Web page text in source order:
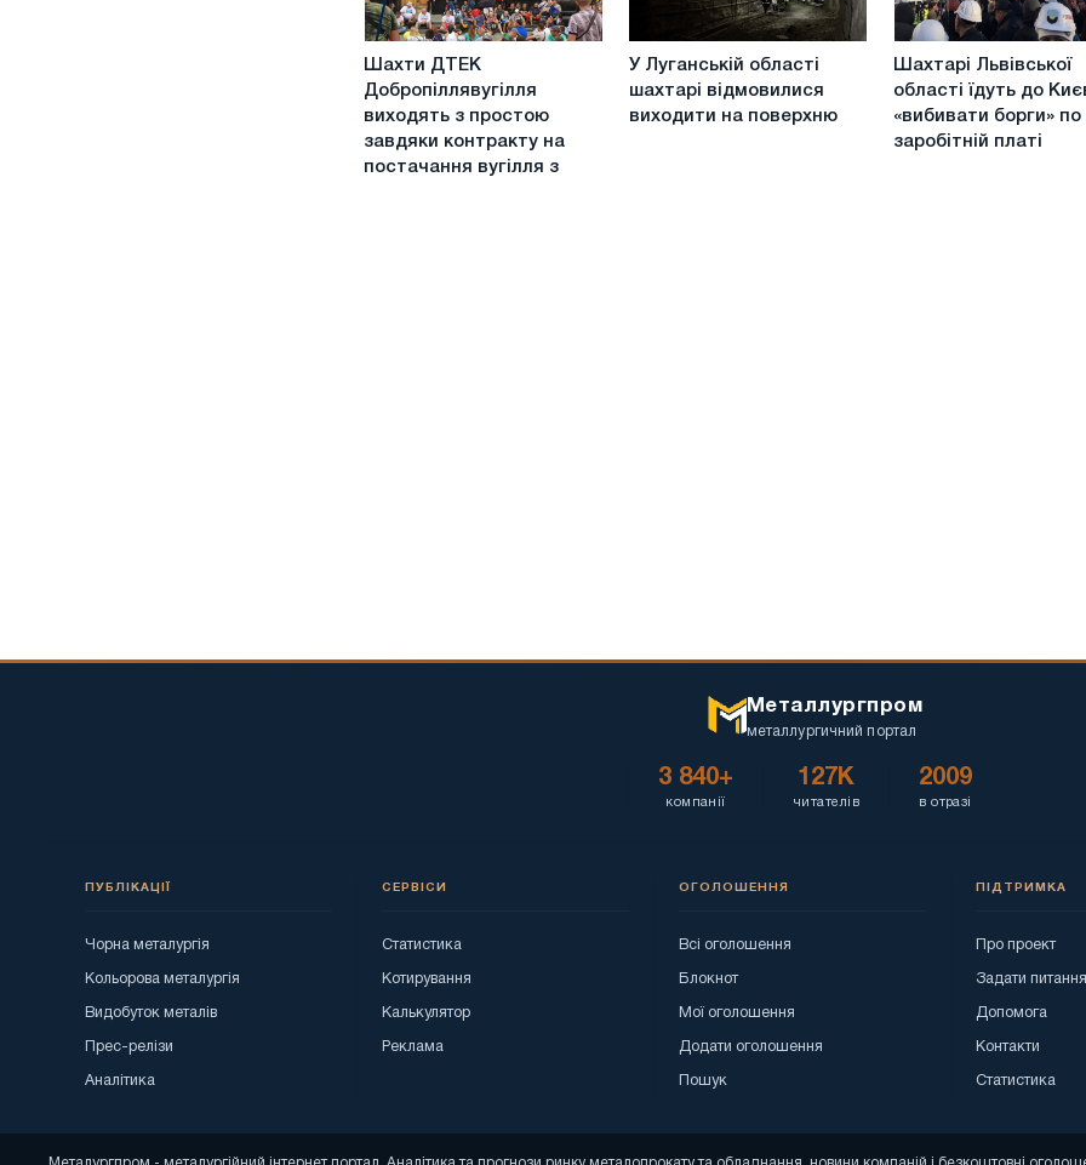
Шахти
ДТЕК
Добропіллявугілля
виходять
Шахти ДТЕК
Добропіллявугілля
виходять з простою
завдяки контракту на
постачання вугілля з
У
Луганській
області
шахтарі
У Луганській області
шахтарі відмовилися
виходити на поверхню
Шахтарі
Львівської
області
їдуть
до
Шахтарі Львівської
області їдуть до
«вибивати борги» по
заробітній платі
Металлургпром
металлургичний портал
3 840+
компанії
127K
читателів
2009
в отразі
ПУБЛІКАЦІЇ
Чорна металургія
Кольорова металургія
Видобуток металів
Прес-релізи
Аналітика
СЕРВІСИ
Статистика
Котирування
Калькулятор
Реклама
ОГОЛОШЕННЯ
Всі оголошення
Блокнот
Мої оголошення
Додати оголошення
Пошук
ПІДТРИМКА
Про проект
Задати питання
Допомога
Контакти
Статистика